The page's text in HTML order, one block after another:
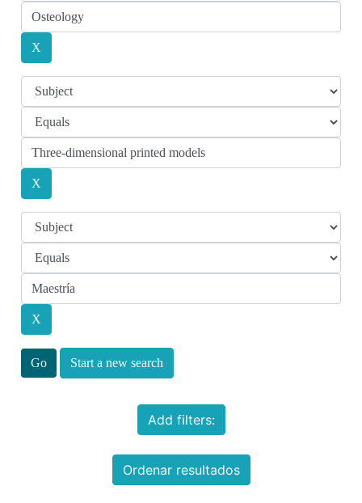
Start a new search
Add filters:
Ordenar resultados